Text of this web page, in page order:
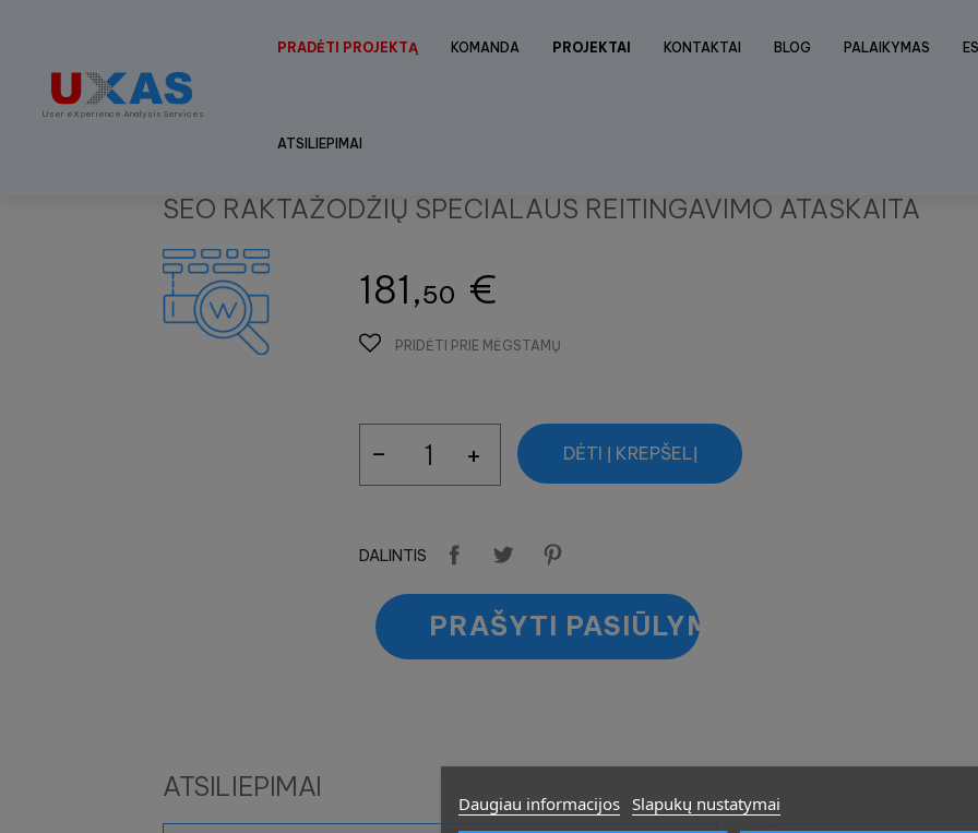
Daugiau informacijos Slapukų nustatymai
User eXperience Analysis Services
PRADĖTI PROJEKTĄ KOMANDA PROJEKTAI KONTAKTAI BLOG PALAIKYMAS
ATSILIEPIMAI
SEO RAKTAŽODŽIŲ SPECIALAUS REITINGAVIMO ATASKAITA
181,50 €
PRIDĖTI PRIE MĖGSTAMŲ
DĖTI Į KREPŠELĮ
DALINTIS
PRAŠYTI PASIŪLYMO
ATSILIEPIMAI